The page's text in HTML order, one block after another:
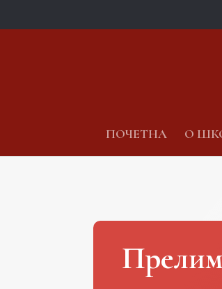
ПОЧЕТНА О